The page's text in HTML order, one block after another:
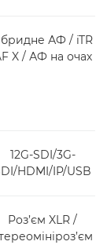
АФ / iTR
X / АФ на очах
12G-SDI/3G-
HDMI/IP/USB
Роз’єм XLR /